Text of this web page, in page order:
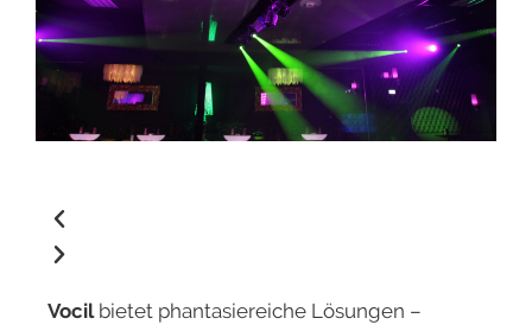
Vocilbietet phantasiereiche Lösungen –